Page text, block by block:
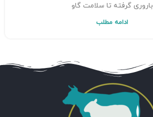
باروری گرفته تا سلامت گاو
ادامه مطلب